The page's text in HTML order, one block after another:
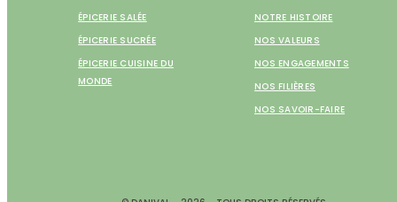
ÉPICERIE SALÉE
ÉPICERIE SUCRÉE
ÉPICERIE CUISINE DU
MONDE
NOTRE HISTOIRE
NOS VALEURS
NOS ENGAGEMENTS
NOS FILIÈRES
NOS SAVOIR-FAIRE